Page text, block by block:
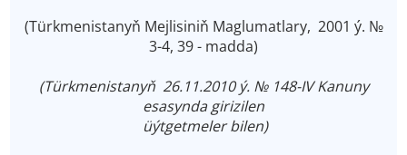
(Türkmenistanyň Mejlisiniň Maglumatlary, 2001 ý. №
3-4, 39 - madda)
(Türkmenistanyň 26.11.2010 ý. № 148-IV Kanuny
esasynda girizilen
üýtgetmeler bilen)